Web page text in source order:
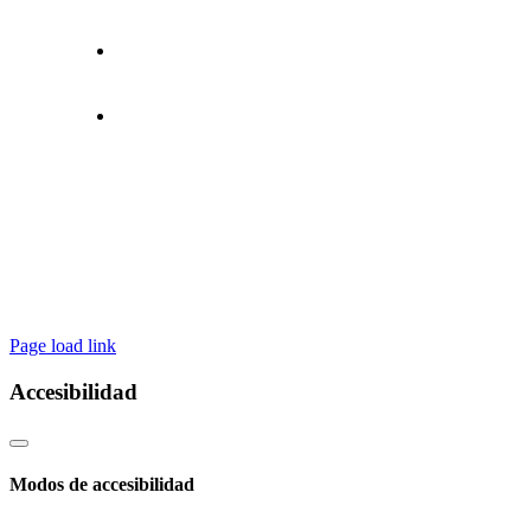
Page load link
Accesibilidad
Modos de accesibilidad